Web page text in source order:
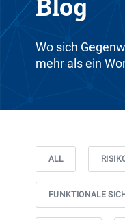
Wo sich
mehr als ein
ALL
FUNKTIONALE